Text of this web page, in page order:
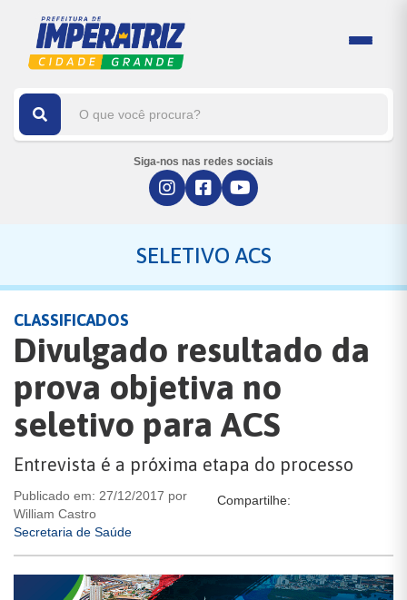
Siga-nos nas redes sociais
SELETIVO ACS
CLASSIFICADOS
Divulgado resultado da
prova objetiva no
seletivo para ACS
Entrevista é a próxima etapa do processo
Publicado em: 27/12/2017 por
William Castro
Secretaria de Saúde
Compartilhe: